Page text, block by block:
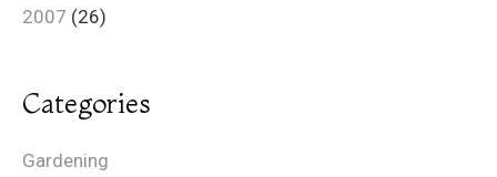
2007 (26)
Categories
Gardening